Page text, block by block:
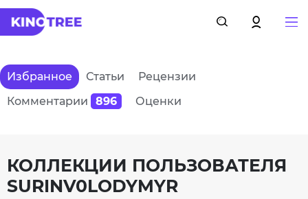
Избранное Статьи
Рецензии
Комментарии
896 Оценки
КОЛЛЕКЦИИ ПОЛЬЗОВАТЕЛЯ
SURINV0LODYMYR